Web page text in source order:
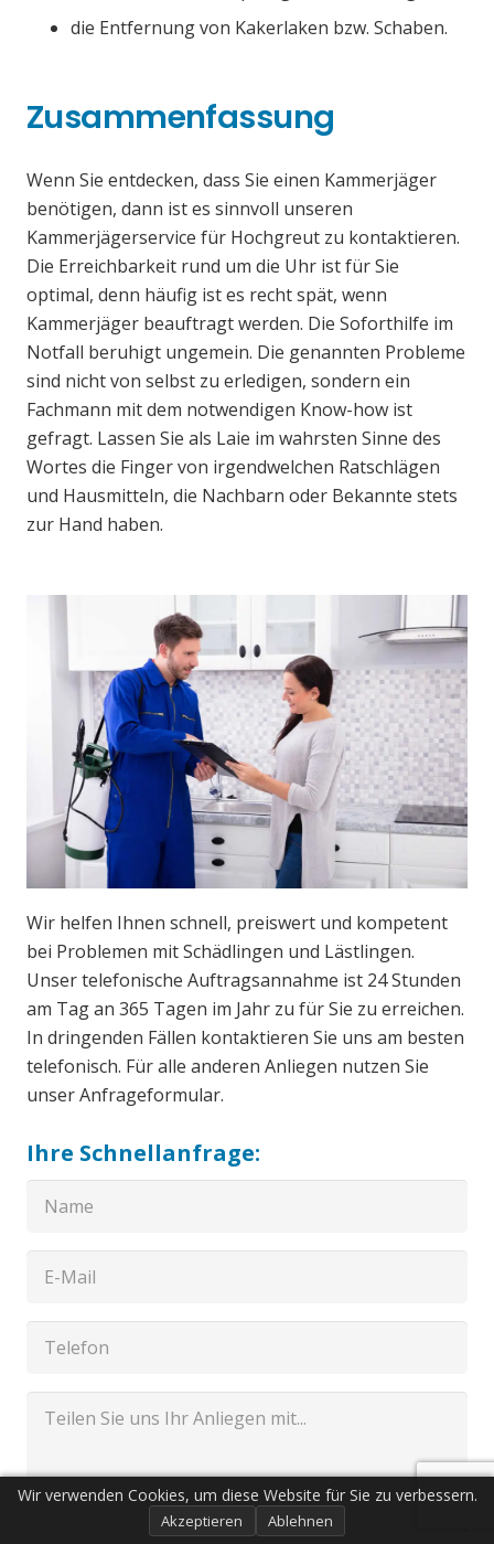
die Entfernung von Kakerlaken bzw. Schaben.
Zusammenfassung
Wenn Sie entdecken, dass Sie einen Kammerjäger
benötigen, dann ist es sinnvoll unseren
Kammerjägerservice für Hochgreut zu kontaktieren.
Die Erreichbarkeit rund um die Uhr ist für Sie
optimal, denn häufig ist es recht spät, wenn
Kammerjäger beauftragt werden. Die Soforthilfe im
Notfall beruhigt ungemein. Die genannten Probleme
sind nicht von selbst zu erledigen, sondern ein
Fachmann mit dem notwendigen Know-how ist
gefragt. Lassen Sie als Laie im wahrsten Sinne des
Wortes die Finger von irgendwelchen Ratschlägen
und Hausmitteln, die Nachbarn oder Bekannte stets
zur Hand haben.
Wir helfen Ihnen schnell, preiswert und kompetent
bei Problemen mit Schädlingen und Lästlingen.
Unser telefonische Auftragsannahme ist 24 Stunden
am Tag an 365 Tagen im Jahr zu für Sie zu erreichen.
In dringenden Fällen kontaktieren Sie uns am besten
telefonisch. Für alle anderen Anliegen nutzen Sie
unser Anfrageformular.
Ihre Schnellanfrage:
Wir verwenden Cookies, um diese Website für Sie zu verbessern.
Akzeptieren Ablehnen